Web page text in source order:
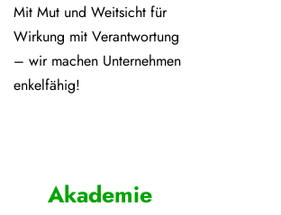
Mit Mut und Weitsicht für
Wirkung mit Verantwortung
– wir machen Unternehmen
enkelfähig!
Akademie